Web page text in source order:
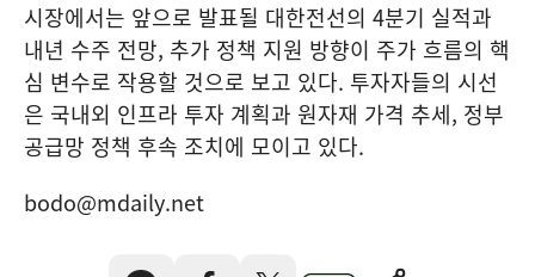
시장에서는 앞으로 발표될 대한전선의 4분기 실적과
내년 수주 전망, 추가 정책 지원 방향이 주가 흐름의 핵
심 변수로 작용할 것으로 보고 있다. 투자자들의 시선
은 국내외 인프라 투자 계획과 원자재 가격 추세, 정부
공급망 정책 후속 조치에 모이고 있다.
bodo@mdaily.net